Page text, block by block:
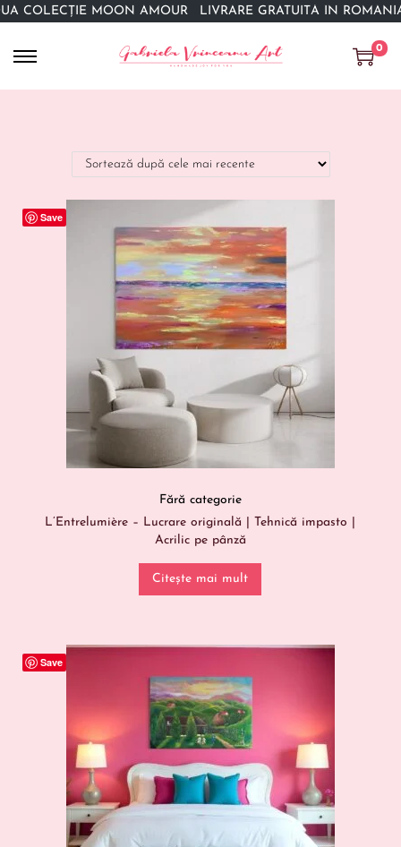
COLECȚIE MOON AMOUR LIVRARE GRATUITĂ ÎN ROMÂNIA
0
Save
Fără categorie
L’Entrelumière – Lucrare originală | Tehnică impasto |
Acrilic pe pânză
Citește mai mult
Save